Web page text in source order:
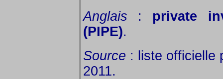
Anglais : private
(PIPE).
Source : liste officielle
2011.